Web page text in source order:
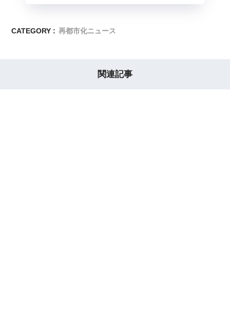
CATEGORY : 再都市化ニュース
関連記事